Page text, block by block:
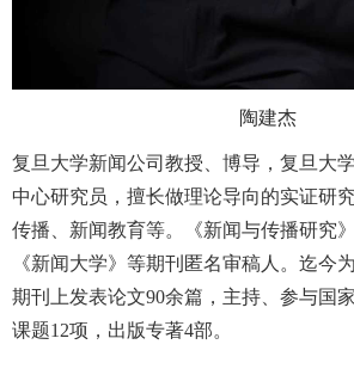
陶建杰
复旦大学新闻公司教授、博导，复旦大
中心研究员，擅长做理论导向的实证研
传播、新闻教育等。《新闻与传播研究
《新闻大学》等期刊匿名审稿人。迄今
期刊上发表论文90余篇，主持、参与国
课题12项，出版专著4部。